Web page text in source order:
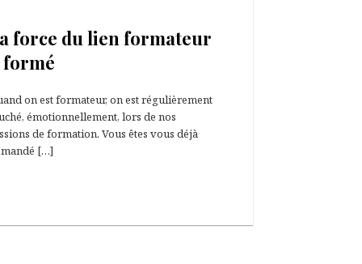
force du lien formateur
formé
on est formateur, on est régulièrement
émotionnellement, lors de nos
de formation. Vous êtes vous déjà
[…]